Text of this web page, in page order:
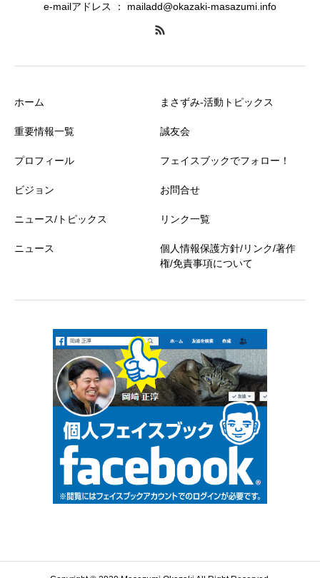
e-mailアドレス ： mailadd@okazaki-masazumi.info
ホーム
重要情報一覧
プロフィール
ビジョン
ニュース/トピックス
ニュース
まさずみ-活動トピックス
誠友会
フェイスブックでフォロー！
お問合せ
リンク一覧
個人情報保護方針/リンク/著作
権/免責事項について